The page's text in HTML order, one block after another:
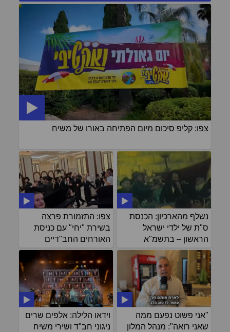
צפו: קליפ סיכום מיום הפתיחה באורו של משיח
צפו: התזמורת פרצה
בשירת "יחי" עם כניסת
האורחים החב"דיים
נשלף מהארכיון: הכנסת
ס"ת של ילדי ישראל
הראשון – בתשמ"א
וידאו הלילה: אלפים שרים
ניגוני חב"ד ושירי משיח
"אני פשוט נפעם ממה
שאני רואה": מנהל המלון